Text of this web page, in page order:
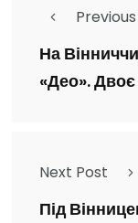
На
«Део».
Next Post
Під